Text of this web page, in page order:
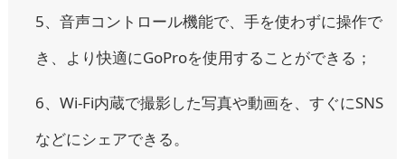
5、音声コントロール機能で、手を使わずに操作で
き、より快適にGoProを使用することができる；
6、Wi-Fi内蔵で撮影した写真や動画を、すぐにSNS
などにシェアできる。